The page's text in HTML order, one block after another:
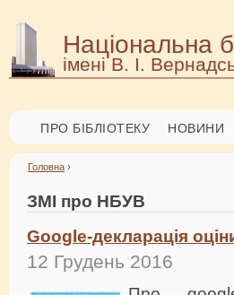
Національна
імені В. І.
ПРО БІБЛІОТЕКУ НОВИНИ
Головна ›
ЗМІ про НБУВ
Google-декларація
12 Грудень 2016